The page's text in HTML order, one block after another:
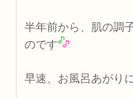
半年前から、肌の調
のです
早速、お風呂あがり